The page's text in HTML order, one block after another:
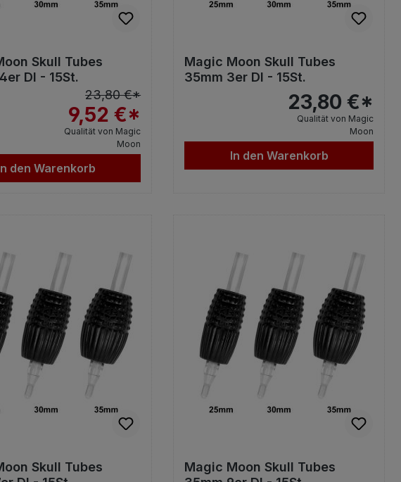
Skull Tubes
DI - 15St.
23,80 €*
9,52 €*
Qualität von Magic
Moon
den Warenkorb
Magic Moon Skull Tubes
35mm 3er DI - 15St.
23,80 €*
Qualität von Magic
Moon
In den Warenkorb
Skull Tubes
Magic Moon Skull Tubes